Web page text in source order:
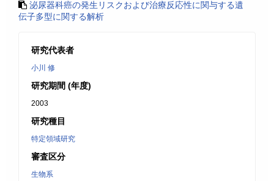
泌尿器科癌の発生リスクおよび治療反応性に関与する遺
伝子多型に関する解析
研究代表者
小川 修
研究期間 (年度)
2003
研究種目
特定領域研究
審査区分
生物系